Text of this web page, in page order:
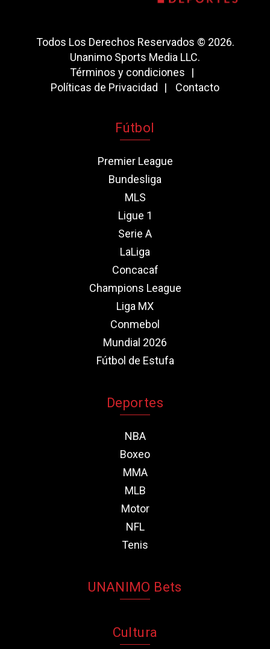
Todos Los Derechos Reservados © 2026.
Unanimo Sports Media LLC.
Términos y condiciones
Políticas de Privacidad
Contacto
Fútbol
Premier League
Bundesliga
MLS
Ligue 1
Serie A
LaLiga
Concacaf
Champions League
Liga MX
Conmebol
Mundial 2026
Fútbol de Estufa
Deportes
NBA
Boxeo
MMA
MLB
Motor
NFL
Tenis
UNANIMO Bets
Cultura